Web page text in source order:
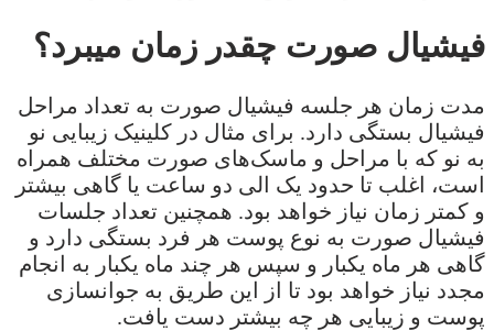
فیشیال صورت چقدر زمان میبرد؟
مدت زمان هر جلسه فیشیال صورت به تعداد مراحل
فیشیال بستگی دارد. برای مثال در کلینیک زیبایی نو
به نو که با مراحل و ماسک‌های صورت مختلف همراه
است، اغلب تا حدود یک الی دو ساعت یا گاهی بیشتر
و کمتر زمان نیاز خواهد بود. همچنین تعداد جلسات
فیشیال صورت به نوع پوست هر فرد بستگی دارد و
گاهی هر ماه یکبار و سپس هر چند ماه یکبار به انجام
مجدد نیاز خواهد بود تا از این طریق به جوانسازی
پوست و زیبایی هر چه بیشتر دست یافت.